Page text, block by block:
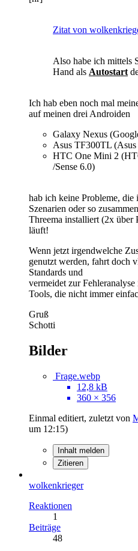
Zitat von
Also habe ich mittels
Hand als Autostart
Ich hab eben noch mal
auf meinen drei Androiden
Galaxy Nexus
Asus TF300TL
HTC One Mini 2
/Sense 6.0)
hab ich keine Probleme,
Szenarien oder so
Threema installiert (2x über
läuft!
Wenn jetzt irgendwelche
genutzt werden, fahrt doch
Standards und
vermeidet zur
Tools, die nicht immer
Gruß
Schotti
Bilder
Frage.webp
12,8 kB
360 × 356
Einmal editiert, zuletzt von
um 12:15)
Inhalt melden
Zitieren
wolkenkrieger
Reaktionen
1
Beiträge
48